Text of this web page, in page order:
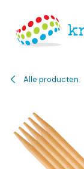
Alle producten